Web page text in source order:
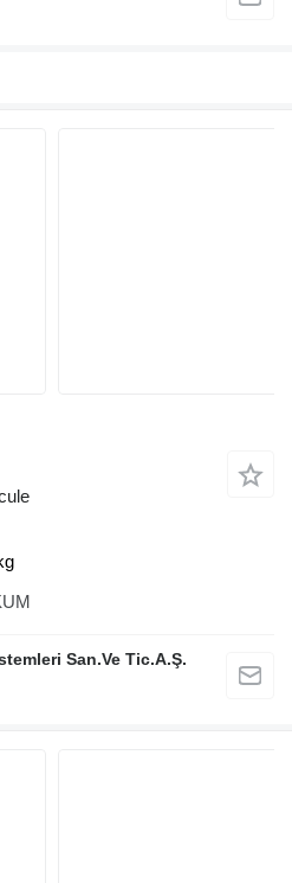
San.Ve Tic.A.Ş.